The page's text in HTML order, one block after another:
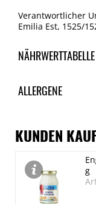
Verantwortlicher
Emilia Est, 1525/
NÄHRWERTTABELLE
je 100ml
Fett
0 g
davon
0 g
ALLERGENE
Spuren /
SO2/Sulfite
Enthalten
KUNDEN
g